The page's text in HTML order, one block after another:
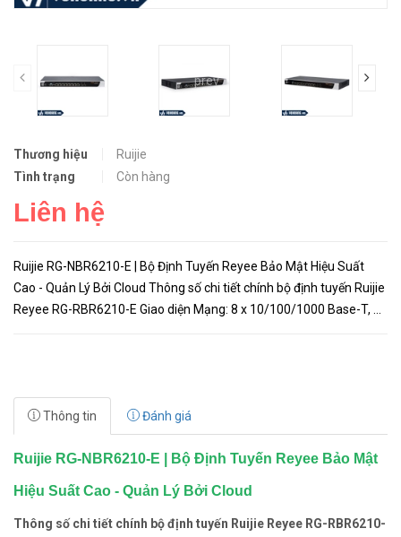
prev
Thương hiệu
Ruijie
Tình trạng
Còn hàng
Liên hệ
Ruijie RG-NBR6210-E | Bộ Định Tuyến Reyee Bảo Mật Hiệu Suất
Cao - Quản Lý Bởi Cloud Thông số chi tiết chính bộ định tuyến Ruijie
Reyee RG-RBR6210-E Giao diện Mạng: 8 x 10/100/1000 Base-T, 2
Thông tin Đánh giá
Ruijie RG-NBR6210-E | Bộ Định Tuyến Reyee Bảo Mật
Hiệu Suất Cao - Quản Lý Bởi Cloud
Thông số chi tiết chính bộ định tuyến Ruijie Reyee RG-RBR6210-